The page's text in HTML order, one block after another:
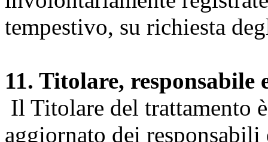
tempestivo, su richiesta
11. Titolare, responsabile
Il Titolare del trattamento
aggiornato dei